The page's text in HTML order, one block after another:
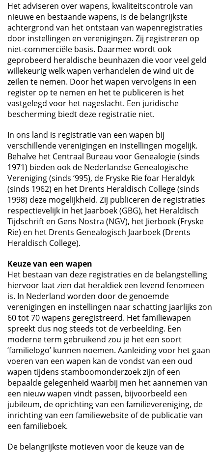
Het adviseren over wapens, kwaliteitscontrole van
nieuwe en bestaande wapens, is de belangrijkste
achtergrond van het ontstaan van wapenregistraties
door instellingen en verenigingen. Zij registreren op
niet-commerciële basis. Daarmee wordt ook
geprobeerd heraldische beunhazen die voor veel geld
willekeurig welk wapen verhandelen de wind uit de
zeilen te nemen. Door het wapen vervolgens in een
register op te nemen en het te publiceren is het
vastgelegd voor het nageslacht. Een juridische
bescherming biedt deze registratie niet.
In ons land is registratie van een wapen bij
verschillende verenigingen en instellingen mogelijk.
Behalve het Centraal Bureau voor Genealogie (sinds
1971) bieden ook de Nederlandse Genealogische
Vereniging (sinds ‘995), de Fryske Rie foar Heraldyk
(sinds 1962) en het Drents Heraldisch College (sinds
1998) deze mogelijkheid. Zij publiceren de registraties
respectievelijk in het Jaarboek (GBG), het Heraldisch
Tijdschrift en Gens Nostra (NGV), het Jierboek (Fryske
Rie) en het Drents Genealogisch Jaarboek (Drents
Heraldisch College).
Keuze van een wapen
Het bestaan van deze registraties en de belangstelling
hiervoor laat zien dat heraldiek een levend fenomeen
is. In Nederland worden door de genoemde
verenigingen en instellingen naar schatting jaarlijks zon
60 tot 70 wapens geregistreerd. Het familiewapen
spreekt dus nog steeds tot de verbeelding. Een
moderne term gebruikend zou je het een soort
‘familielogo’ kunnen noemen. Aanleiding voor het gaan
voeren van een wapen kan de vondst van een oud
wapen tijdens stamboomonderzoek zijn of een
bepaalde gelegenheid waarbij men het aannemen van
een nieuw wapen vindt passen, bijvoorbeeld een
jubileum, de oprichting van een familievereniging, de
inrichting van een familiewebsite of de publicatie van
een familieboek.
De belangrijkste motieven voor de keuze van de